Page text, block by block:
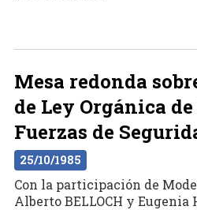
Mesa redonda
de Ley Orgánica
Fuerzas de
25/10/1985
Con la participación de
Alberto BELLOCH y Eugenia